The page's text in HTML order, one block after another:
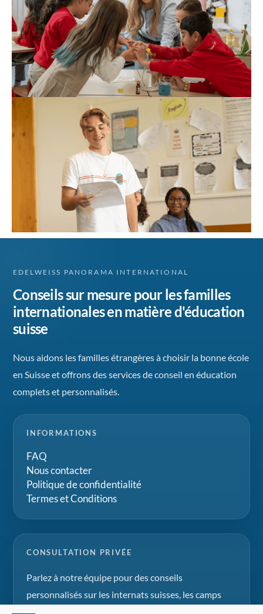
EDELWEISS PANORAMA INTERNATIONAL
Conseils sur mesure pour les familles
internationales en matière d'éducation
suisse
Nous aidons les familles étrangères à choisir la bonne école
en Suisse et offrons des services de conseil en éducation
complets et personnalisés.
INFORMATIONS
FAQ
Nous contacter
Politique de confidentialité
Termes et Conditions
CONSULTATION PRIVÉE
Parlez à notre équipe pour des conseils
personnalisés sur les internats suisses, les camps
d'été et les projets d'éducation familiale.